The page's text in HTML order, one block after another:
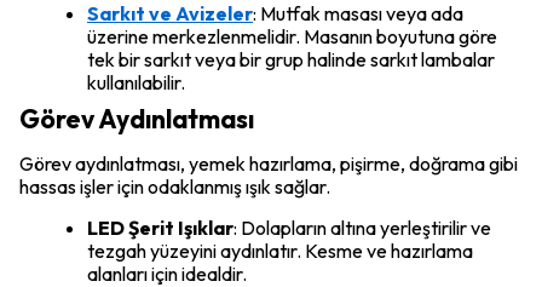
Sarkıt ve Avizeler: Mutfak masası veya ada
üzerine merkezlenmelidir. Masanın boyutuna göre
tek bir sarkıt veya bir grup halinde sarkıt lambalar
kullanılabilir.
Görev Aydınlatması
Görev aydınlatması, yemek hazırlama, pişirme, doğrama gibi
hassas işler için odaklanmış ışık sağlar.
LED Şerit Işıklar: Dolapların altına yerleştirilir ve
tezgah yüzeyini aydınlatır. Kesme ve hazırlama
alanları için idealdir.